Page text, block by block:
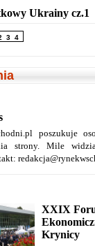
Ukrainy cz.1
3 4
poszukuje
strony. Mile
XXIX
Krynicy